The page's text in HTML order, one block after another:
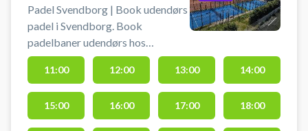
Padel Svendborg | Book udendørs
padel i Svendborg. Book
padelbaner udendørs hos
Svendborg Tennisklub og spil
padel under åben himmel på en af
de to doublebaner med plads til 4
spillere. Svendborg Tennisklub
beliggende på Ryttervej 70, 5700
11:00 12:00 13:00 14:00
15:00 16:00 17:00 18:00